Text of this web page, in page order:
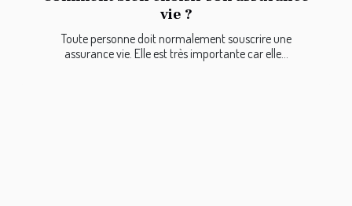
vie ?
Toute personne doit normalement souscrire une
assurance vie. Elle est très importante car elle...